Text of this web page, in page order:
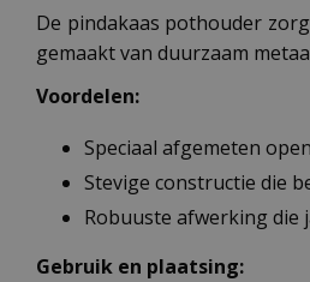
De pindakaas pothouder
gemaakt van duurzaam
Voordelen:
Speciaal afgemeten
Stevige constructie die
Robuuste afwerking die
Gebruik en plaatsing: